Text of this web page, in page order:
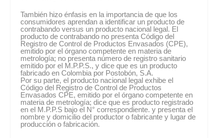
También hizo énfasis en la importancia de que los
consumidores aprendan a identificar un producto de
contrabando versus un producto nacional legal. El
producto de contrabando no presenta Código del
Registro de Control de Productos Envasados (CPE),
emitido por el órgano competente en materia de
metrología; no presenta número de registro sanitario
emitido por el M.P.P.S., y dice que es un producto
fabricado en Colombia por Postobón, S.A.
Por su parte, el producto nacional legal exhibe el
Código del Registro de Control de Productos
Envasados CPE, emitido por el órgano competente en
materia de metrología; dice que es producto registrado
en el M.P.P.S bajo el N° correspondiente. y presenta el
nombre y domicilio del productor o fabricante y lugar de
producción o fabricación.